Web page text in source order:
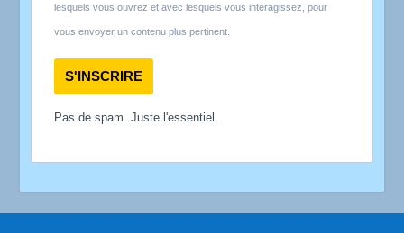
lesquels vous ouvrez et avec lesquels vous interagissez, pour
vous envoyer un contenu plus pertinent.
S'INSCRIRE
Pas de spam. Juste l'essentiel.